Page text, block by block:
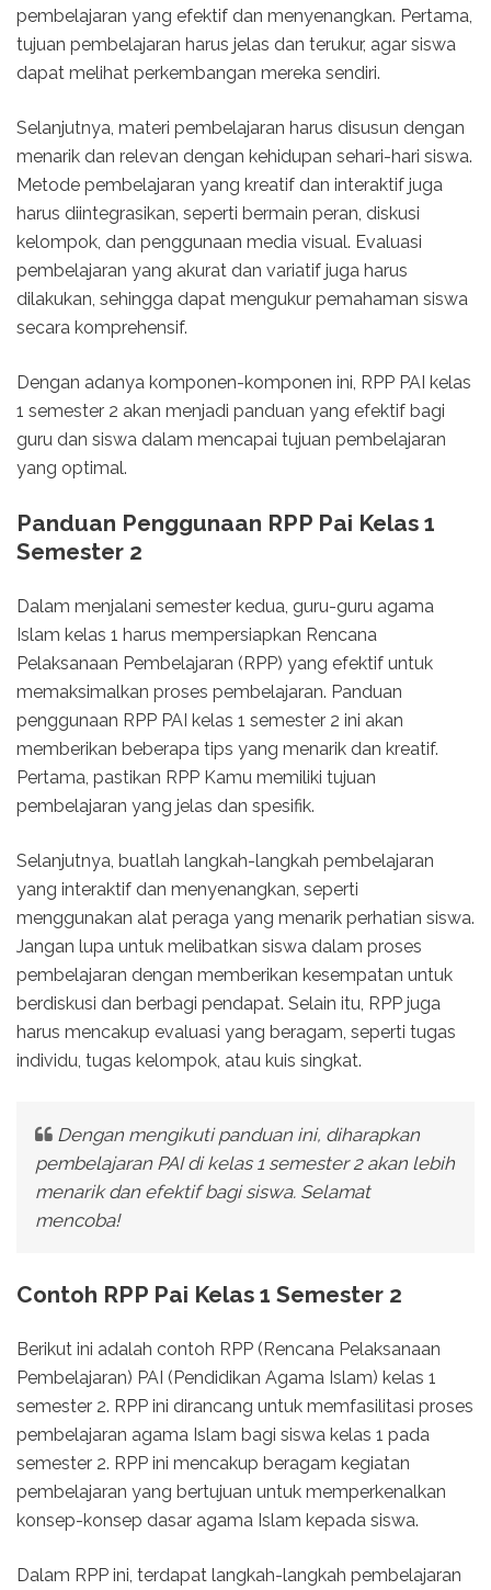
pembelajaran yang efektif dan menyenangkan. Pertama,
tujuan pembelajaran harus jelas dan terukur, agar siswa
dapat melihat perkembangan mereka sendiri.
Selanjutnya, materi pembelajaran harus disusun dengan
menarik dan relevan dengan kehidupan sehari-hari siswa.
Metode pembelajaran yang kreatif dan interaktif juga
harus diintegrasikan, seperti bermain peran, diskusi
kelompok, dan penggunaan media visual. Evaluasi
pembelajaran yang akurat dan variatif juga harus
dilakukan, sehingga dapat mengukur pemahaman siswa
secara komprehensif.
Dengan adanya komponen-komponen ini, RPP PAI kelas
1 semester 2 akan menjadi panduan yang efektif bagi
guru dan siswa dalam mencapai tujuan pembelajaran
yang optimal.
Panduan Penggunaan RPP Pai Kelas 1
Semester 2
Dalam menjalani semester kedua, guru-guru agama
Islam kelas 1 harus mempersiapkan Rencana
Pelaksanaan Pembelajaran (RPP) yang efektif untuk
memaksimalkan proses pembelajaran. Panduan
penggunaan RPP PAI kelas 1 semester 2 ini akan
memberikan beberapa tips yang menarik dan kreatif.
Pertama, pastikan RPP Kamu memiliki tujuan
pembelajaran yang jelas dan spesifik.
Selanjutnya, buatlah langkah-langkah pembelajaran
yang interaktif dan menyenangkan, seperti
menggunakan alat peraga yang menarik perhatian siswa.
Jangan lupa untuk melibatkan siswa dalam proses
pembelajaran dengan memberikan kesempatan untuk
berdiskusi dan berbagi pendapat. Selain itu, RPP juga
harus mencakup evaluasi yang beragam, seperti tugas
individu, tugas kelompok, atau kuis singkat.
Dengan mengikuti panduan ini, diharapkan
pembelajaran PAI di kelas 1 semester 2 akan lebih
menarik dan efektif bagi siswa. Selamat
mencoba!
Contoh RPP Pai Kelas 1 Semester 2
Berikut ini adalah contoh RPP (Rencana Pelaksanaan
Pembelajaran) PAI (Pendidikan Agama Islam) kelas 1
semester 2. RPP ini dirancang untuk memfasilitasi proses
pembelajaran agama Islam bagi siswa kelas 1 pada
semester 2. RPP ini mencakup beragam kegiatan
pembelajaran yang bertujuan untuk memperkenalkan
konsep-konsep dasar agama Islam kepada siswa.
Dalam RPP ini, terdapat langkah-langkah pembelajaran